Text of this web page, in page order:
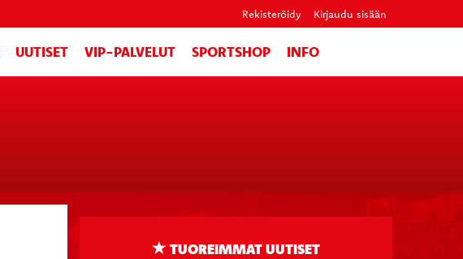
Rekisteröidy Kirjaudu sisään
UUTISET VIP-PALVELUT SPORTSHOP INFO
TUOREIMMAT UUTISET